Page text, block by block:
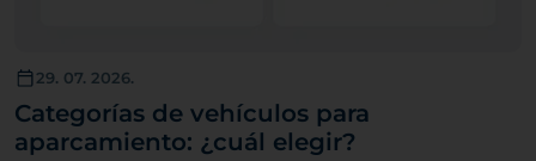
29. 07. 2026.
Categorías de vehículos para
aparcamiento: ¿cuál elegir?